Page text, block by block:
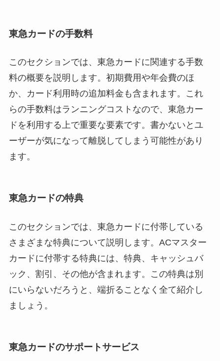
東急カードの手数料
このセクションでは、東急カードに関連する手数
料の概要を説明します。初期費用や年会費のほ
か、カード利用時の追加料金も含まれます。これ
らの手数料はランニングコストなので、東急カー
ドを利用する上で重要な要素です。書かないとユ
ーザーが気になって離脱してしまう可能性があり
ます。
東急カードの特典
このセクションでは、東急カードに付帯している
さまざまな特典について説明します。ACマスター
カードに付帯する特典には、特典、キャッシュバ
ック、割引、その他が含まれます。この特典は別
にいらないだろうと、端折ることなく全て紹介し
ましょう。
東急カードのサポートサービス